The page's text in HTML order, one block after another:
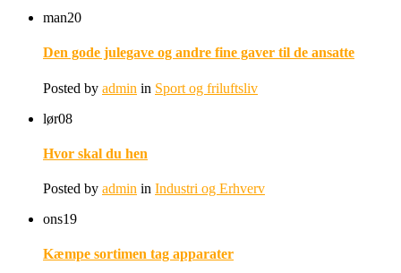
man20
Den gode julegave og andre fine gaver til de ansatte
Posted by admin in Sport og friluftsliv
lør08
Hvor skal du hen
Posted by admin in Industri og Erhverv
ons19
Kæmpe sortimen tag apparater